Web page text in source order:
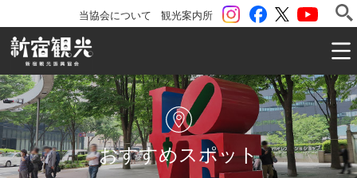
ツイッター
Facebook
instagram
観光案内所
当協会について
一般社団法人 新宿観光振興協会 Shinjuku
おすすめスポット